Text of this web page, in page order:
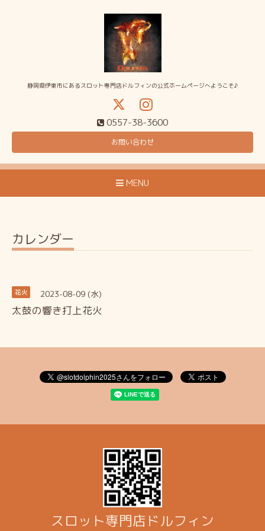
静岡県伊東市にあるスロット専門店ドルフィンの公式ホームページへようこそ♪
0557-38-3600
お問い合わせ
MENU
カレンダー
花火 2023-08-09 (水)
太鼓の響き打上花火
スロット専門店ドルフィン